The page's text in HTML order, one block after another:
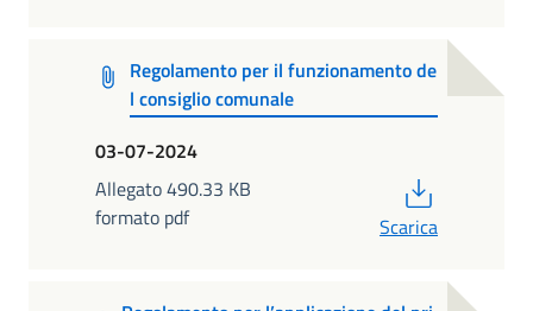
Regolamento per il funzionamento de
l consiglio comunale
03-07-2024
Allegato 490.33 KB
formato pdf
Scarica